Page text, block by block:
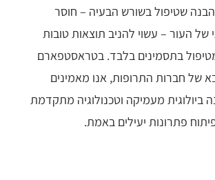
שטיפול בשורש הבעיה – חוסר
של העור – עשוי להניב תוצאות טובות
בתסמינים בלבד. בטראסטפארם
של חברות התרופות, אנו מאמינים
ביולוגית מעמיקה וטכנולוגיה מתקדמת
פתרונות יעילים באמת.